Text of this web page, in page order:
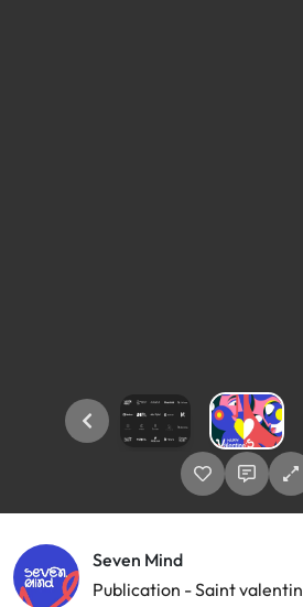
Seven Mind
Publication - Saint valentin